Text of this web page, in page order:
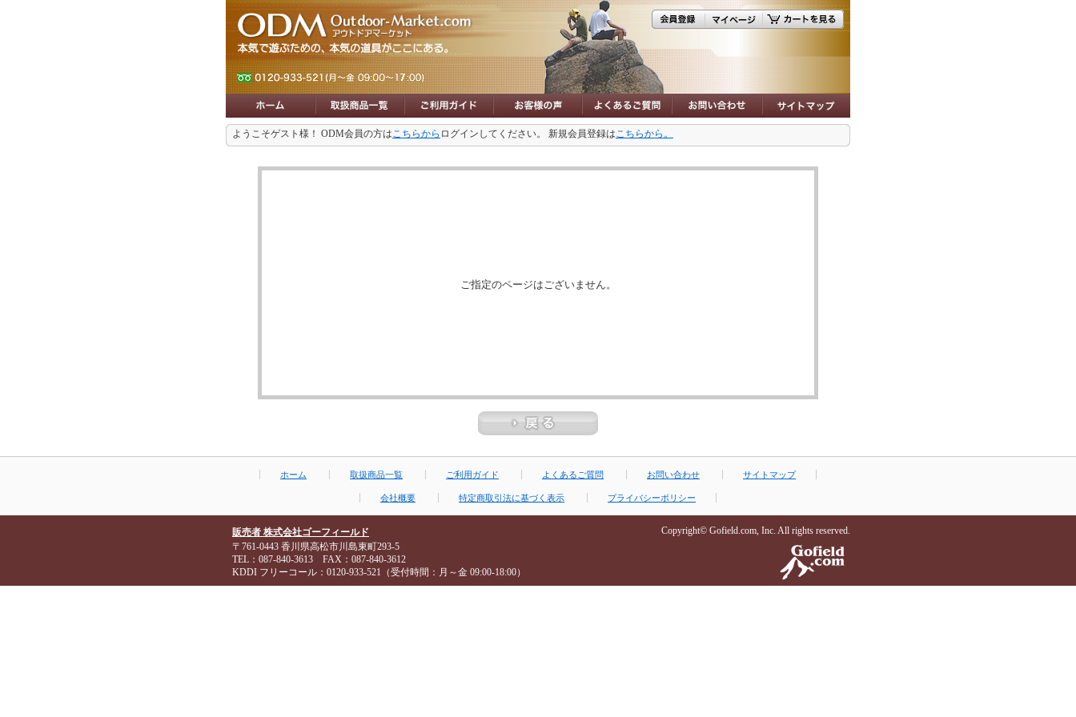
ようこそゲスト様！ ODM会員の方はこちらから ログインしてください。 新規会員登録はこちらから。
ご指定のページはございません。
ホーム 取扱商品一覧 ご利用ガイド よくあるご質問 お問い合わせ サイトマップ
会社概要 特定商取引法に基づく表示 プライバシーポリシー
販売者 株式会社ゴーフィールド
〒761-0443 香川県高松市川島東町293-5
TEL：087-840-3613 FAX：087-840-3612
KDDI フリーコール：0120-933-521（受付時間：月～金 09:00-18:00）
Copyright© Gofield.com, Inc. All rights reserved.